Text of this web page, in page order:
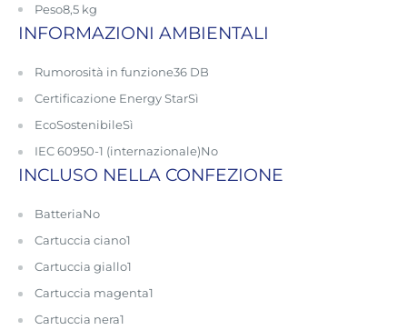
Peso8,5 kg
INFORMAZIONI AMBIENTALI
Rumorosità in funzione36 DB
Certificazione Energy StarSì
EcoSostenibileSì
IEC 60950-1 (internazionale)No
INCLUSO NELLA CONFEZIONE
BatteriaNo
Cartuccia ciano1
Cartuccia giallo1
Cartuccia magenta1
Cartuccia nera1